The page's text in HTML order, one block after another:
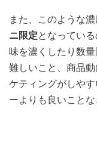
また、このような
ニ限定となってい
味を濃くしたり数
難しいこと、商品
ケティングがしや
ーよりも良いことな